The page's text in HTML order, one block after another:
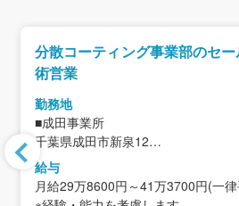
分散コーティング事業部のセ
術営業
勤務地
■成田事業所
千葉県成田市新泉12
＜アクセス＞
JR線「成田駅」、京成線「京成成田
給与
月給29万8600円～41万3700円(一